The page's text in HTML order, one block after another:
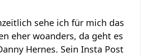
sehe ich für mich das
eher woanders, da geht es
Hernes. Sein Insta Post